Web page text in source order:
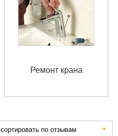
Ремонт крана
cортировать по отзывам